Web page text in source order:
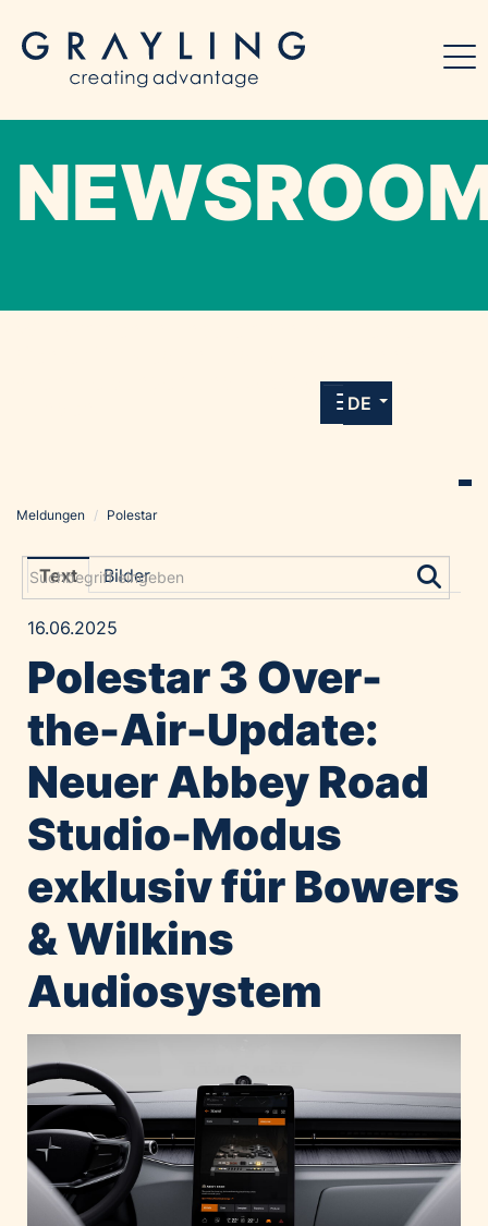
allen Meldungen und Downloads unserer
DE
Grayling Agentur
Alawyer
Amadeus Austrian Music Awards
Constantia Flexibles
Costa Kreuzfahrten
Emirates
Expo 2025 Osaka
GE HealthCare
Home of Work
Huawei Consumer Business Group
JP Immobilien
JYSK
Kroatische Zentrale für Tourismus
List Holding Gruppe
Marble House
Meldungen / Polestar
Text Bilder
16.06.2025
Polestar 3 Over-
the-Air-Update:
Neuer Abbey Road
Studio-Modus
exklusiv für Bowers
& Wilkins
Audiosystem